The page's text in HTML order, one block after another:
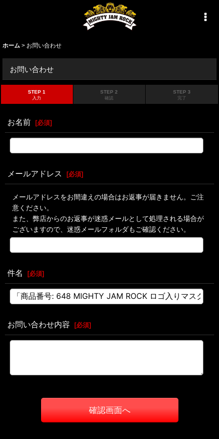
ホーム > お問い合わせ
お問い合わせ
STEP 1
入力
STEP 2
確認
STEP 3
完了
お名前 [必須]
メールアドレス [必須]
メールアドレスをお間違えの場合はお返事が届きません。ご注
意ください。
また、弊店からのお返事が迷惑メールとして処理される場合が
ございますので、迷惑メールフォルダもご確認ください。
件名 [必須]
お問い合わせ内容 [必須]
確認画面へ